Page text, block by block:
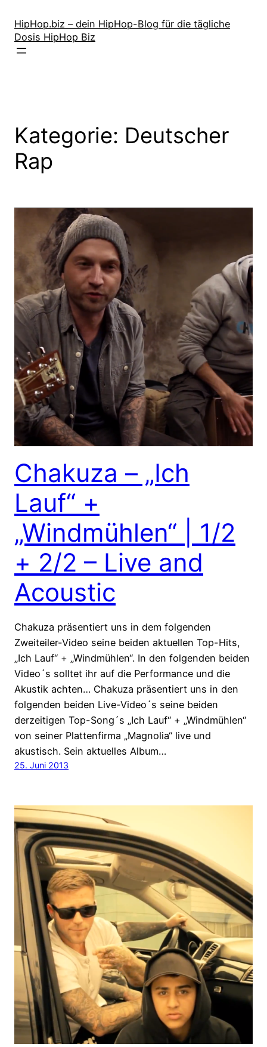
Inhalt
springen
HipHop.biz – dein HipHop-Blog für die tägliche
Dosis HipHop Biz
Kategorie: Deutscher
Rap
Chakuza – „Ich
Lauf“ +
„Windmühlen“ | 1/2
+ 2/2 – Live and
Acoustic
Chakuza präsentiert uns in dem folgenden
Zweiteiler-Video seine beiden aktuellen Top-Hits,
„Ich Lauf“ + „Windmühlen“. In den folgenden beiden
Video´s solltet ihr auf die Performance und die
Akustik achten… Chakuza präsentiert uns in den
folgenden beiden Live-Video´s seine beiden
derzeitigen Top-Song´s „Ich Lauf“ + „Windmühlen“
von seiner Plattenfirma „Magnolia“ live und
akustisch. Sein aktuelles Album…
25. Juni 2013